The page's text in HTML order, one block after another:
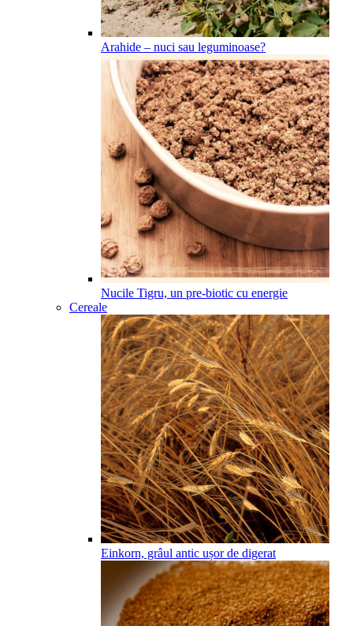
Arahide – nuci sau leguminoase?
Nucile Tigru, un pre-biotic cu energie
Cereale
Einkorn, grâul antic ușor de digerat